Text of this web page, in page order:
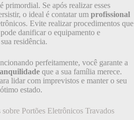
é primordial. Se após realizar esses
o ideal é contatar um profissional
Evite realizar procedimentos que
danificar o equipamento e
residência.
perfeitamente, você garante a
que a sua família merece.
lidar com imprevistos e manter o seu
estado.
Portões Eletrônicos Travados